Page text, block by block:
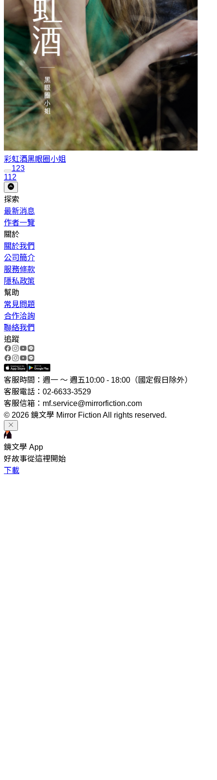
彩虹酒黑眼圈小姐
123
112
探索
最新消息
作者一覽
關於
關於我們
公司簡介
服務條款
隱私政策
幫助
常見問題
合作洽詢
聯絡我們
追蹤
客服時間：週一 ～ 週五10:00 - 18:00（國定假日除外）
客服電話：02-6633-3529
客服信箱：mf.service@mirrorfiction.com
© 2026 鏡文學 Mirror Fiction All rights reserved.
鏡文學 App
好故事從這裡開始
下載